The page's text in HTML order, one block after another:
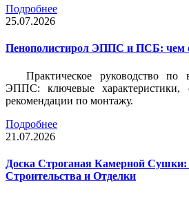
Подробнее
25.07.2026
Пенополистирол ЭППС и ПСБ: чем
Практическое руководство
ЭППС: ключевые характеристики,
рекомендации по монтажу.
Подробнее
21.07.2026
Доска Строганая Камерной Сушки:
Строительства и Отделки